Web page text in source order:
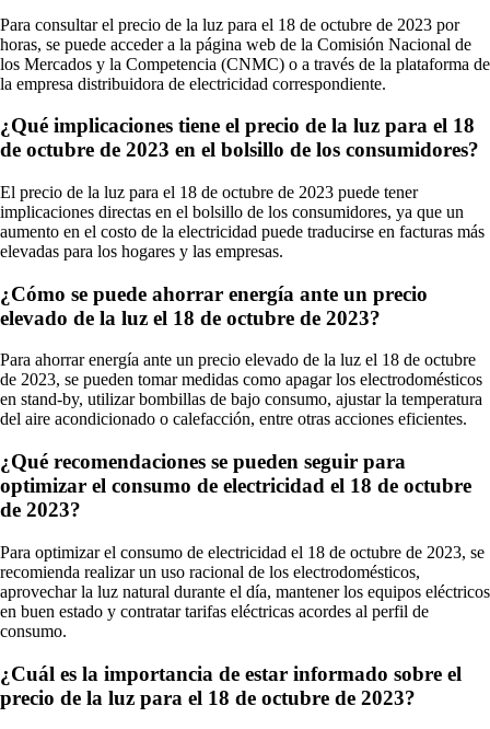
Para consultar el precio de la luz para el 18 de octubre de 2023 por
horas, se puede acceder a la página web de la Comisión Nacional de
los Mercados y la Competencia (CNMC) o a través de la plataforma de
la empresa distribuidora de electricidad correspondiente.
¿Qué implicaciones tiene el precio de la luz para el 18
de octubre de 2023 en el bolsillo de los consumidores?
El precio de la luz para el 18 de octubre de 2023 puede tener
implicaciones directas en el bolsillo de los consumidores, ya que un
aumento en el costo de la electricidad puede traducirse en facturas más
elevadas para los hogares y las empresas.
¿Cómo se puede ahorrar energía ante un precio
elevado de la luz el 18 de octubre de 2023?
Para ahorrar energía ante un precio elevado de la luz el 18 de octubre
de 2023, se pueden tomar medidas como apagar los electrodomésticos
en stand-by, utilizar bombillas de bajo consumo, ajustar la temperatura
del aire acondicionado o calefacción, entre otras acciones eficientes.
¿Qué recomendaciones se pueden seguir para
optimizar el consumo de electricidad el 18 de octubre
de 2023?
Para optimizar el consumo de electricidad el 18 de octubre de 2023, se
recomienda realizar un uso racional de los electrodomésticos,
aprovechar la luz natural durante el día, mantener los equipos eléctricos
en buen estado y contratar tarifas eléctricas acordes al perfil de
consumo.
¿Cuál es la importancia de estar informado sobre el
precio de la luz para el 18 de octubre de 2023?